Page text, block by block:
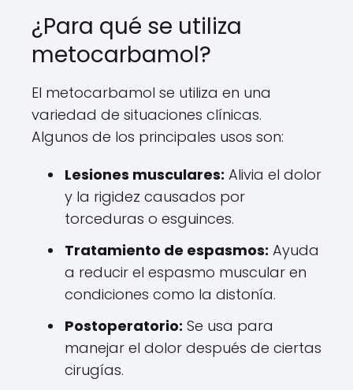
¿Para qué se utiliza
metocarbamol?
El metocarbamol se utiliza en una
variedad de situaciones clínicas.
Algunos de los principales usos son:
Lesiones musculares: Alivia el dolor
y la rigidez causados por
torceduras o esguinces.
Tratamiento de espasmos: Ayuda
a reducir el espasmo muscular en
condiciones como la distonía.
Postoperatorio: Se usa para
manejar el dolor después de ciertas
cirugías.